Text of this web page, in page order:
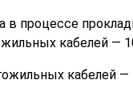
в процессе
кабелей —
кабелей